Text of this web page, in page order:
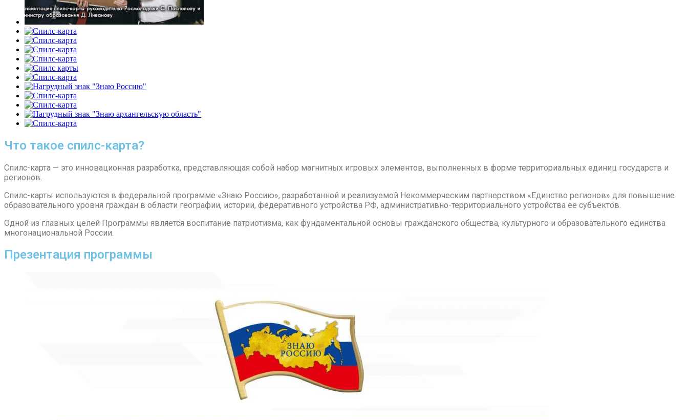
Что такое спилс-карта?
Спилс-карта — это инновационная разработка, представляющая собой набор магнитных игровых элементов, выполненных в форме территориальных единиц государств и
регионов.
Спилс-карты используются в федеральной программе «Знаю Россию», разработанной и реализуемой Некоммерческим партнерством «Единство регионов» для повышение
образовательного уровня граждан в области географии, истории, федеративного устройства РФ, административно-территориального устройства ее субъектов.
Одной из главных целей Программы является воспитание патриотизма, как фундаментальной основы гражданского общества, культурного и образовательного единства
многонациональной России.
Презентация программы